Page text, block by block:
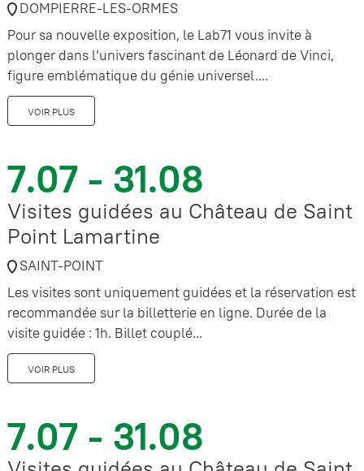
DOMPIERRE-LES-ORMES
Pour sa nouvelle exposition, le Lab71 vous invite à
plonger dans l’univers fascinant de Léonard de Vinci,
figure emblématique du génie universel....
VOIR PLUS
7.07 - 31.08
Visites guidées au Château de Saint
Point Lamartine
SAINT-POINT
Les visites sont uniquement guidées et la réservation est
recommandée sur la billetterie en ligne. Durée de la
visite guidée : 1h. Billet couplé...
VOIR PLUS
7.07 - 31.08